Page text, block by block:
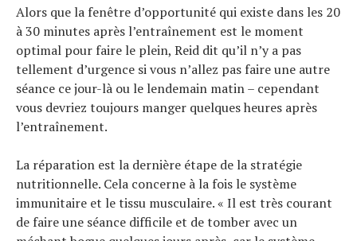
Alors que la fenêtre d’opportunité qui existe dans les 20
à 30 minutes après l’entraînement est le moment
optimal pour faire le plein, Reid dit qu’il n’y a pas
tellement d’urgence si vous n’allez pas faire une autre
séance ce jour-là ou le lendemain matin – cependant
vous devriez toujours manger quelques heures après
l’entraînement.
La réparation est la dernière étape de la stratégie
nutritionnelle. Cela concerne à la fois le système
immunitaire et le tissu musculaire. « Il est très courant
de faire une séance difficile et de tomber avec un